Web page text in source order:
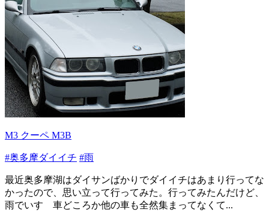
M3 クーペ M3B
#奥多摩ダイイチ #雨
最近奥多摩湖はダイサンばかりでダイイチはあまり行ってな
かったので、思い立って行ってみた。行ってみたんだけど、
雨でいすゞ車どころか他の車も全然集まってなくて...